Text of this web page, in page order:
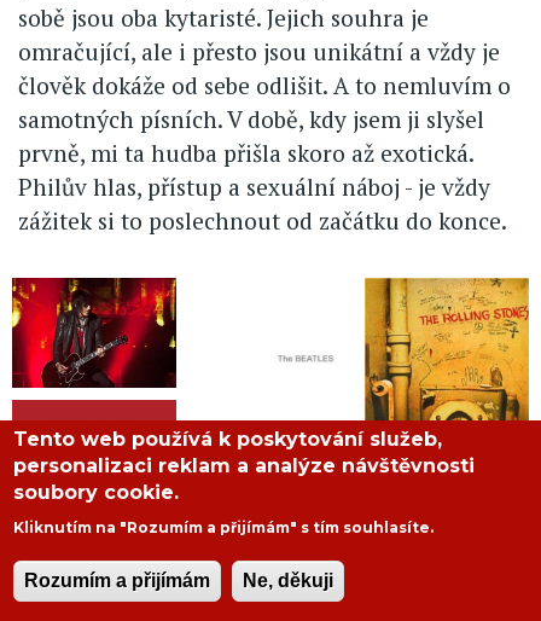
sobě jsou oba kytaristé. Jejich souhra je
omračující, ale i přesto jsou unikátní a vždy je
člověk dokáže od sebe odlišit. A to nemluvím o
samotných písních. V době, kdy jsem ji slyšel
prvně, mi ta hudba přišla skoro až exotická.
Philův hlas, přístup a sexuální náboj - je vždy
zážitek si to poslechnout od začátku do konce.
Tento web používá k poskytování služeb,
personalizaci reklam a analýze návštěvnosti
soubory cookie.
Kliknutím na "Rozumím a přijímám" s tím souhlasíte.
Rozumím a přijímám Ne, děkuji